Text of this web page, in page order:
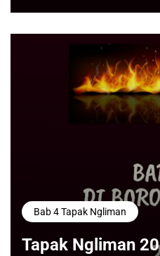
Bab 4 Tapak Ngliman
Tapak Ngliman 20